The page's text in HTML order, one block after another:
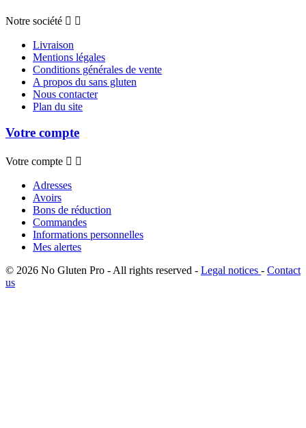
Notre société  
Livraison
Mentions légales
Conditions générales de vente
A propos du sans gluten
Nous contacter
Plan du site
Votre compte
Votre compte  
Adresses
Avoirs
Bons de réduction
Commandes
Informations personnelles
Mes alertes
© 2026 No Gluten Pro - All rights reserved - Legal notices - Contact
us